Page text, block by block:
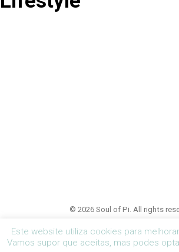
© 2026 Soul of Pi. All rights
Este website utiliza cookies para
Vamos supor que aceitas, mas podes